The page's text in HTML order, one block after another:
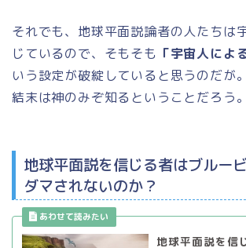
それでも、地球平面説論者の人たちは
じているので、そもそも 「宇宙人によ
いう設定が破綻していると思うのだが
結末は神のみぞ知るということだろう。
地球平面説を信じる者はブルー
ダマされないのか？
地球平面説を信